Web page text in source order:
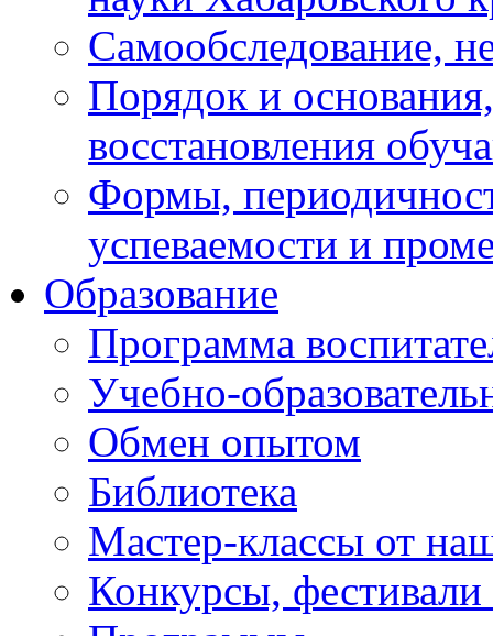
Самообследование,
Порядок и
восстановления
Формы,
успеваемости и
Образование
Программа
Учебно-
Обмен опытом
Библиотека
Мастер-классы от
Конкурсы,